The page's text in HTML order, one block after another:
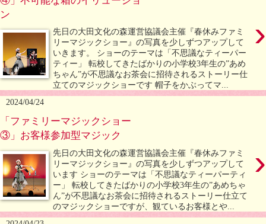
ン
›
先日の大田文化の森運営協議会主催『春休みファミ
リーマジックショー』の写真を少しずつアップして
いきます。 ショーのテーマは「不思議なティーパー
ティー」 転校してきたばかりの小学校3年生の”あめ
ちゃん”が不思議なお茶会に招待されるストーリー仕
立てのマジックショーです 帽子をかぶってマ...
2024/04/24
「ファミリーマジックショー
③」お客様参加型マジック
›
先日の大田文化の森運営協議会主催『春休みファミ
リーマジックショー』の写真を少しずつアップして
います ショーのテーマは「不思議なティーパーティ
ー」 転校してきたばかりの小学校3年生の”あめちゃ
ん”が不思議なお茶会に招待されるストーリー仕立て
のマジックショーですが、観ているお客様とや...